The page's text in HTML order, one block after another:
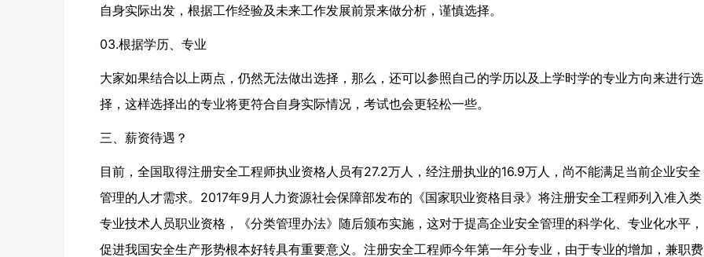
自身实际出发，根据工作经验及未来工作发展前景来做分析，谨慎选择。
03.根据学历、专业
大家如果结合以上两点，仍然无法做出选择，那么，还可以参照自己的学历以及上学时学的专业方向来进行选
择，这样选择出的专业将更符合自身实际情况，考试也会更轻松一些。
三、薪资待遇？
目前，全国取得注册安全工程师执业资格人员有27.2万人，经注册执业的16.9万人，尚不能满足当前企业安全
管理的人才需求。2017年9月人力资源社会保障部发布的《国家职业资格目录》将注册安全工程师列入准入类
专业技术人员职业资格，《分类管理办法》随后颁布实施，这对于提高企业安全管理的科学化、专业化水平，
促进我国安全生产形势根本好转具有重要意义。注册安全工程师今年第一年分专业，由于专业的增加，兼职费